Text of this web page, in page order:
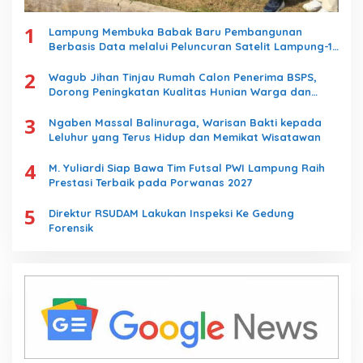
1
Lampung Membuka Babak Baru Pembangunan
Berbasis Data melalui Peluncuran Satelit Lampung-1
2
Wagub Jihan Tinjau Rumah Calon Penerima BSPS,
Dorong Peningkatan Kualitas Hunian Warga dan
3
Ngaben Massal Balinuraga, Warisan Bakti kepada
Leluhur yang Terus Hidup dan Memikat Wisatawan
4
M. Yuliardi Siap Bawa Tim Futsal PWI Lampung Raih
Prestasi Terbaik pada Porwanas 2027
5
Direktur RSUDAM Lakukan Inspeksi Ke Gedung
Forensik